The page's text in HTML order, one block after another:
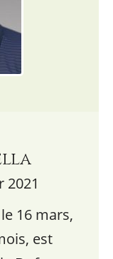
2021
16 mars,
est